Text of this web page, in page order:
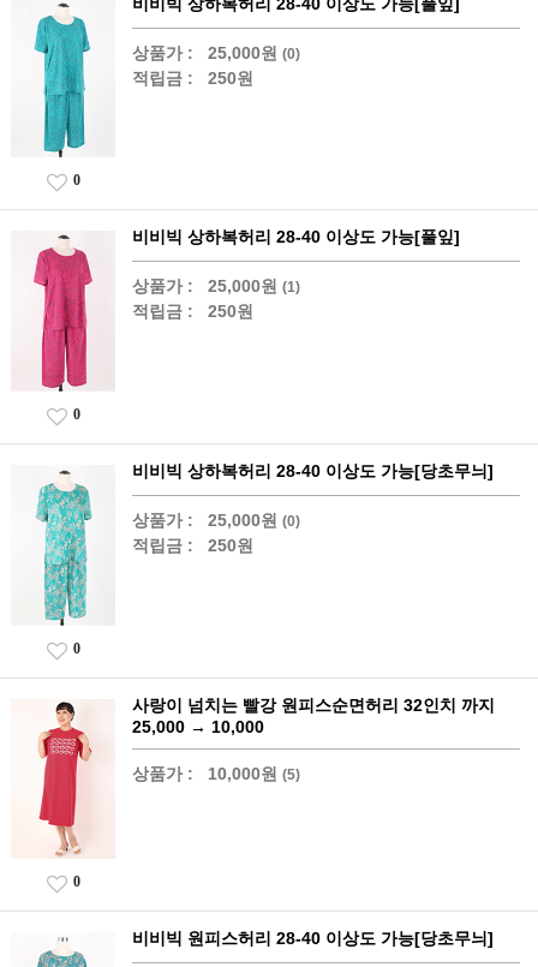
상품가 : 25,000원 (0)
적립금 : 250원
0
비비빅 상하복허리 28-40 이상도 가능[풀잎]
상품가 : 25,000원 (1)
적립금 : 250원
0
비비빅 상하복허리 28-40 이상도 가능[당초무늬]
상품가 : 25,000원 (0)
적립금 : 250원
0
사랑이 넘치는 빨강 원피스순면허리 32인치 까지
25,000 → 10,000
상품가 : 10,000원 (5)
0
비비빅 원피스허리 28-40 이상도 가능[당초무늬]